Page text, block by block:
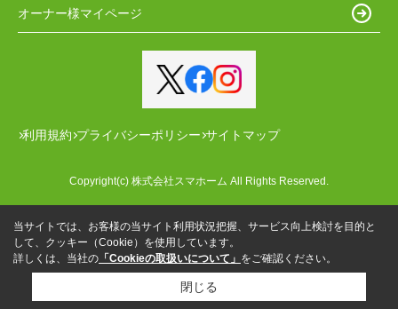
オーナー様マイページ
利用規約 プライバシーポリシー サイトマップ
Copyright(c) 株式会社スマホーム All Rights Reserved.
当サイトでは、お客様の当サイト利用状況把握、サービス向上検討を目的と
して、クッキー（Cookie）を使用しています。
詳しくは、当社の 「Cookieの取扱いについて」 をご確認ください。
閉じる